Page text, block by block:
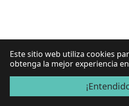
Este sitio web utiliza cookies
obtenga la mejor experiencia